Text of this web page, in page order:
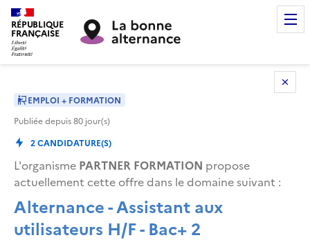
RÉPUBLIQUE
FRANÇAISE
EMPLOI + FORMATION
Publiée depuis80 jour(s)
2CANDIDATURE(S)
L'organisme PARTNER FORMATION propose
actuellement cette offre dans le domaine suivant :
Alternance - Assistant aux
utilisateurs H/F - Bac+ 2